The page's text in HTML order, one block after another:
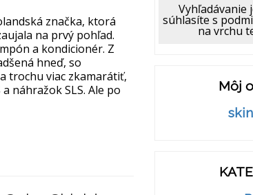
značka, ktorá
na prvý pohľad.
a kondicionér. Z
hneď, so
trochu viac zkamarátiť,
náhražok SLS. Ale po
Vyhľadávanie
súhlasíte s
na vrchu
Môj